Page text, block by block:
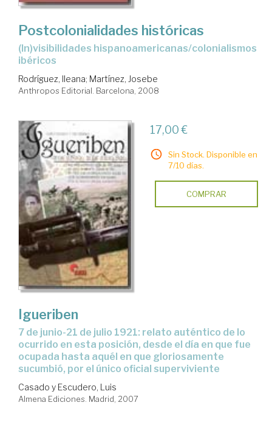
Postcolonialidades históricas
(in)visibilidades hispanoamericanas/colonialismos
ibéricos
Rodríguez, Ileana; Martínez, Josebe
Anthropos Editorial. Barcelona, 2008
17,00 €
Sin Stock. Disponible en
7/10 días.
COMPRAR
Igueriben
7 de junio-21 de julio 1921: relato auténtico de lo
ocurrido en esta posición, desde el día en que fue
ocupada hasta aquél en que gloriosamente
sucumbió, por el único oficial superviviente
Casado y Escudero, Luis
Almena Ediciones. Madrid, 2007